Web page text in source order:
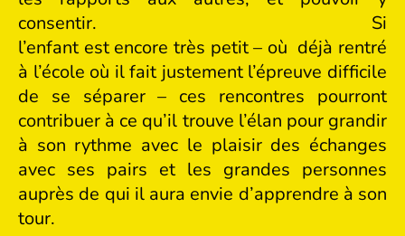
consentir. Si
l’enfant est encore très petit – où déjà rentré
à l’école où il fait justement l’épreuve difficile
de se séparer – ces rencontres pourront
contribuer à ce qu’il trouve l’élan pour grandir
à son rythme avec le plaisir des échanges
avec ses pairs et les grandes personnes
auprès de qui il aura envie d’apprendre à son
tour.